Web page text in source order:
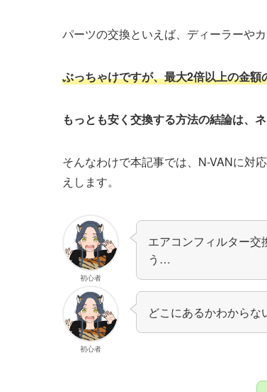
パーツの交換といえば、ディーラーや
ぶっちゃけですが、最大2倍以上の金
もっとも安く交換する方法の結論は、
そんなわけで本記事では、 N-VANに対
えします。
初心者
エアコンフィルター交
う…
初心者
どこにあるかわから